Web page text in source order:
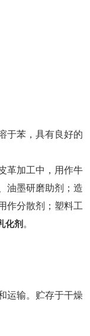
于苯，具有良好的
革加工中，用作牛
油墨研磨助剂；造
作分散剂；塑料工
化剂 。
运输。贮存于干燥